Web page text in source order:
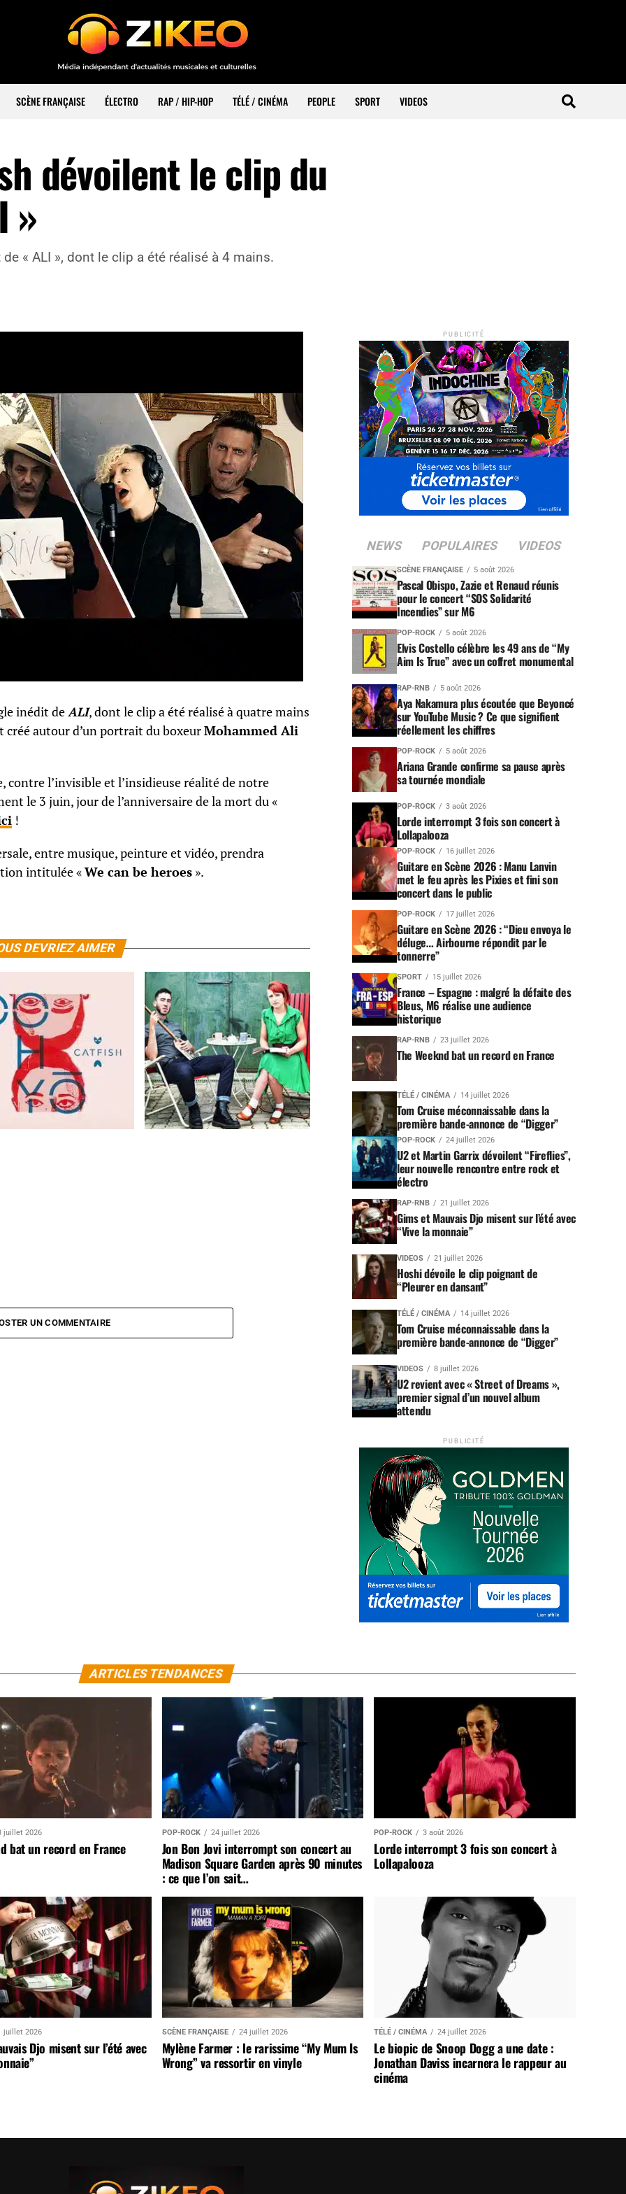
SCÈNE FRANÇAISE ÉLECTRO RAP / HIP-HOP TÉLÉ / CINÉMA PEOPLE SPORT VIDEOS
dévoilent le clip du
»
« ALI », dont le clip a été réalisé à 4 mains.
inédit deALI, dont le clip a été réalisé à quatre mains
créé autour d’un portrait du boxeurMohammed Ali
l’invisible et l’insidieuse réalité de notre
le 3 juin, jour de l’anniversaire de la mort du «
!
entre musique, peinture et vidéo, prendra
intitulée «We can be heroes ».
DEVRIEZ AIMER
UN COMMENTAIRE
PUBLICITÉ
NEWS POPULAIRES VIDEOS
SCÈNE FRANÇAISE 5 août 2026
Pascal Obispo, Zazie et Renaud réunis
pour le concert “SOS Solidarité
Incendies” sur M6
POP-ROCK 5 août 2026
Elvis Costello célèbre les 49 ans de “My
Aim Is True” avec un coffret monumental
RAP-RNB 5 août 2026
Aya Nakamura plus écoutée que Beyoncé
sur YouTube Music ? Ce que signifient
réellement les chiffres
POP-ROCK 5 août 2026
Ariana Grande confirme sa pause après
sa tournée mondiale
POP-ROCK 3 août 2026
Lorde interrompt 3 fois son concert à
Lollapalooza
POP-ROCK 16 juillet 2026
Guitare en Scène 2026 : Manu Lanvin
met le feu après les Pixies et fini son
concert dans le public
POP-ROCK 17 juillet 2026
Guitare en Scène 2026 : “Dieu envoya le
déluge… Airbourne répondit par le
tonnerre”
SPORT 15 juillet 2026
France – Espagne : malgré la défaite des
Bleus, M6 réalise une audience
historique
RAP-RNB 23 juillet 2026
The Weeknd bat un record en France
TÉLÉ / CINÉMA 14 juillet 2026
Tom Cruise méconnaissable dans la
première bande-annonce de “Digger”
POP-ROCK 24 juillet 2026
U2 et Martin Garrix dévoilent “Fireflies”,
leur nouvelle rencontre entre rock et
électro
RAP-RNB 21 juillet 2026
Gims et Mauvais Djo misent sur l’été avec
“Vive la monnaie”
VIDEOS 21 juillet 2026
Hoshi dévoile le clip poignant de
“Pleurer en dansant”
TÉLÉ / CINÉMA 14 juillet 2026
Tom Cruise méconnaissable dans la
première bande-annonce de “Digger”
VIDEOS 8 juillet 2026
U2 revient avec « Street of Dreams »,
premier signal d’un nouvel album
attendu
PUBLICITÉ
ARTICLES TENDANCES
juillet 2026
bat un record en France
POP-ROCK 24 juillet 2026
Jon Bon Jovi interrompt son concert au
Madison Square Garden après 90 minutes
: ce que l’on sait…
POP-ROCK 3 août 2026
Lorde interrompt 3 fois son concert à
Lollapalooza
juillet 2026
Djo misent sur l’été avec
SCÈNE FRANÇAISE 24 juillet 2026
Mylène Farmer : le rarissime “My Mum Is
Wrong” va ressortir en vinyle
TÉLÉ / CINÉMA 24 juillet 2026
Le biopic de Snoop Dogg a une date :
Jonathan Daviss incarnera le rappeur au
cinéma